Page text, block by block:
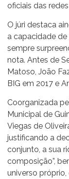
oficiais das
O júri destaca
a capacidade
sempre
nota. Antes de
Matoso, João
BIG em 2017 e
Coorganizada
Municipal de
Viegas de
justificando a
conjunto, a sua
composição”,
universo